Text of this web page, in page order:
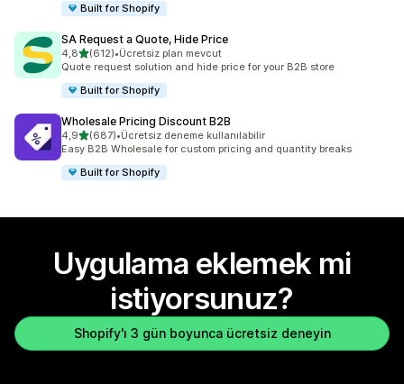
Built for Shopify
SA Request a Quote, Hide Price
4,85 yıldız üzerinden
(612)
toplam 612 değerlendirme
•Ücretsiz plan mevcut
Quote request solution and hide price for your B2B store
Built for Shopify
Wholesale Pricing Discount B2B
4,95 yıldız üzerinden
(687)
toplam 687 değerlendirme
•Ücretsiz deneme kullanılabilir
Easy B2B Wholesale for custom pricing and quantity breaks
Built for Shopify
Uygulama eklemek mi
istiyorsunuz?
Shopify'ı 3 gün boyunca ücretsiz deneyin